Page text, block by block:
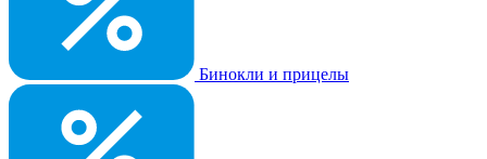
Бинокли и прицелы